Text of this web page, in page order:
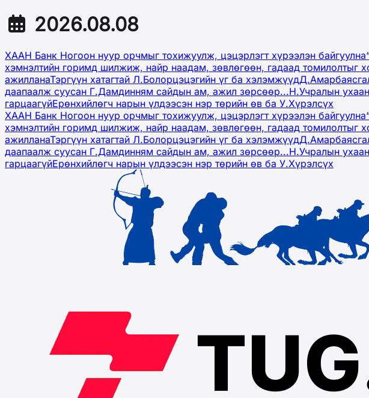
2026.08.08
ХААН Банк Ногоон нуур орчмыг тохижуулж, цэцэрлэгт хүрээлэн байгуулна
хэмнэлтийн горимд шилжиж, найр наадам, зөвлөгөөн, гадаад томилолтыг
ажилланаТэргүүн хатагтай Л.Болорцэцэгийн үг ба хэлэмжүүд
даапаалж суусан Г.Дамдинням сайдын ам, ажил зөрсөөр...Н.Учралын
гарцаагүйЕрөнхийлөгч нарын үлдээсэн нэр төрийн өв ба У.Хүрэлсүх
ХААН Банк Ногоон нуур орчмыг тохижуулж, цэцэрлэгт хүрээлэн байгуулна
хэмнэлтийн горимд шилжиж, найр наадам, зөвлөгөөн, гадаад томилолтыг
ажилланаТэргүүн хатагтай Л.Болорцэцэгийн үг ба хэлэмжүүд
даапаалж суусан Г.Дамдинням сайдын ам, ажил зөрсөөр...Н.Учралын
гарцаагүйЕрөнхийлөгч нарын үлдээсэн нэр төрийн өв ба У.Хүрэлсүх